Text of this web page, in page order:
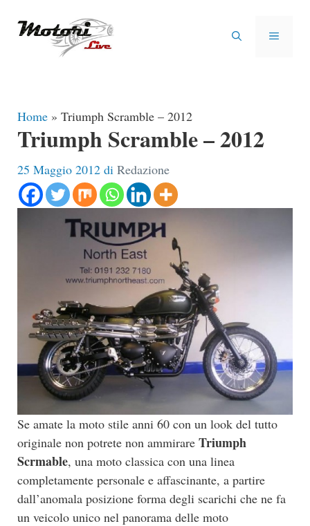
MENU
Home » Triumph Scramble – 2012
Triumph Scramble – 2012
25 Maggio 2012 di Redazione
Se amate la moto stile anni 60 con un look del tutto
originale non potrete non ammirare Triumph
Scrmable, una moto classica con una linea
completamente personale e affascinante, a partire
dall’anomala posizione forma degli scarichi che ne fa
un veicolo unico nel panorama delle moto